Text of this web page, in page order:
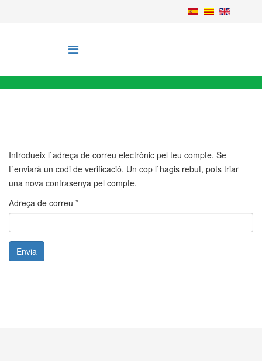
Introdueix l`adreça de correu electrònic pel teu compte. Se
t`enviarà un codi de verificació. Un cop l`hagis rebut, pots triar
una nova contrasenya pel compte.
Adreça de correu *
Envia